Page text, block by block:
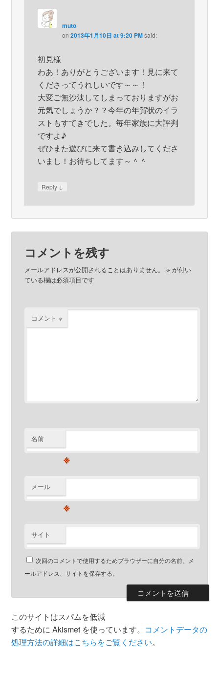
muto
on 2013年1月10日 at 9:20 PM said:
初見様
わあ！ありがとうございます！見に来て
くださってうれしいです～～！
大変ご無沙汰してしまっておりますがお
元気でしょうか？？今年の年賀状のイラ
ストもすてきでした。毎年家族に大評判
ですよ♪
ぜひまた遊びに来て書き込みしてくださ
いまし！お待ちしてます～＾＾
Reply ↓
コメントを残す
メールアドレスが公開されることはありません。 ※ が付い
ている欄は必須項目です
コメント ※
名前
※
メール
※
サイト
次回のコメントで使用するためブラウザーに自分の名前、メ
ールアドレス、サイトを保存する。
このサイトはスパムを低減
するために Akismet を使っています。 コメントデータの
処理方法の詳細はこちらをご覧ください。